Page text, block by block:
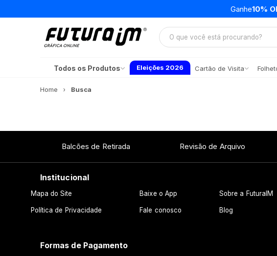
Ganhe10%
Todos os Produtos Eleições 2026 Cartão de Visita
Home Busca
Balcões de Retirada Revisão de Arquivo
Institucional
Mapa do Site Baixe o App Sobre a FuturaIM
Política de Privacidade Fale conosco Blog
Formas de Pagamento